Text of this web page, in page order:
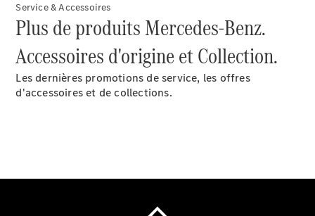
Service & Accessoires
Plus de produits Mercedes-Benz.
Accessoires d'origine et Collection.
Les dernières promotions de service, les offres
d'accessoires et de collections.